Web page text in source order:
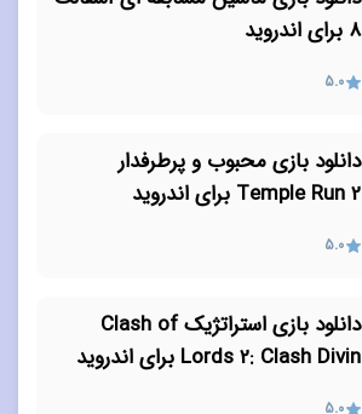
۸ برای اندروید
5.0
دانلود بازی محبوب و پرطرفدار
Temple Run 2 برای اندروید
5.0
دانلود بازی استراتژیک Clash of
Lords 2: Clash Divin برای اندروید
5.0